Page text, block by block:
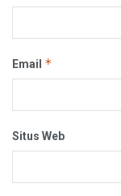
Email *
Situs Web